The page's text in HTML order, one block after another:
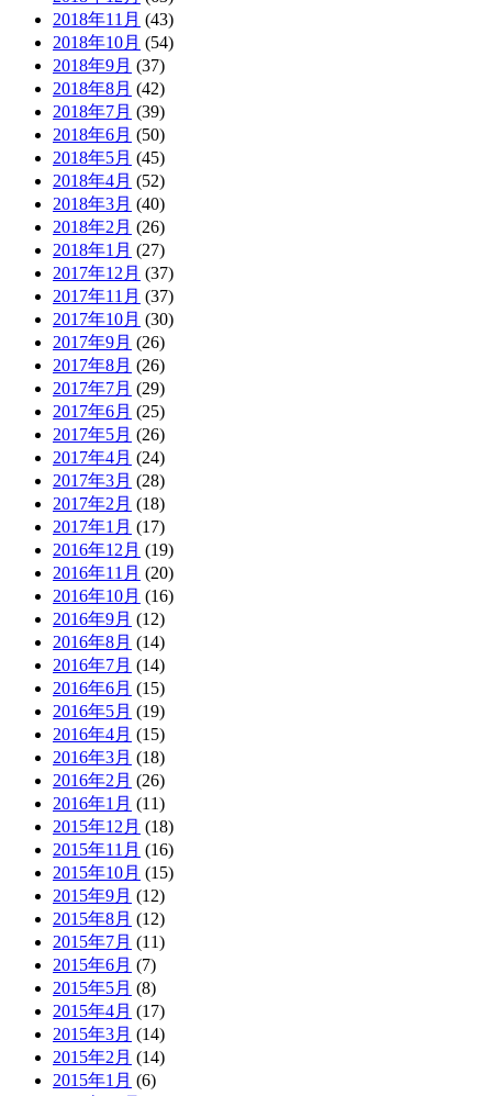
2018年11月 (43)
2018年10月 (54)
2018年9月 (37)
2018年8月 (42)
2018年7月 (39)
2018年6月 (50)
2018年5月 (45)
2018年4月 (52)
2018年3月 (40)
2018年2月 (26)
2018年1月 (27)
2017年12月 (37)
2017年11月 (37)
2017年10月 (30)
2017年9月 (26)
2017年8月 (26)
2017年7月 (29)
2017年6月 (25)
2017年5月 (26)
2017年4月 (24)
2017年3月 (28)
2017年2月 (18)
2017年1月 (17)
2016年12月 (19)
2016年11月 (20)
2016年10月 (16)
2016年9月 (12)
2016年8月 (14)
2016年7月 (14)
2016年6月 (15)
2016年5月 (19)
2016年4月 (15)
2016年3月 (18)
2016年2月 (26)
2016年1月 (11)
2015年12月 (18)
2015年11月 (16)
2015年10月 (15)
2015年9月 (12)
2015年8月 (12)
2015年7月 (11)
2015年6月 (7)
2015年5月 (8)
2015年4月 (17)
2015年3月 (14)
2015年2月 (14)
2015年1月 (6)